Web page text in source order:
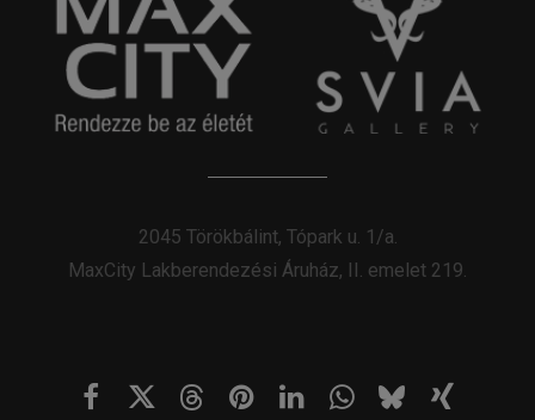
2045 Törökbálint, Tópark u. 1/a.
MaxCity Lakberendezési Áruház, II. emelet 219.